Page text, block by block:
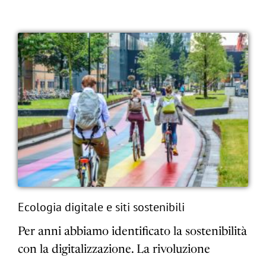
Ecologia digitale e siti sostenibili
Per anni abbiamo identificato la sostenibilità
con la digitalizzazione. La rivoluzione